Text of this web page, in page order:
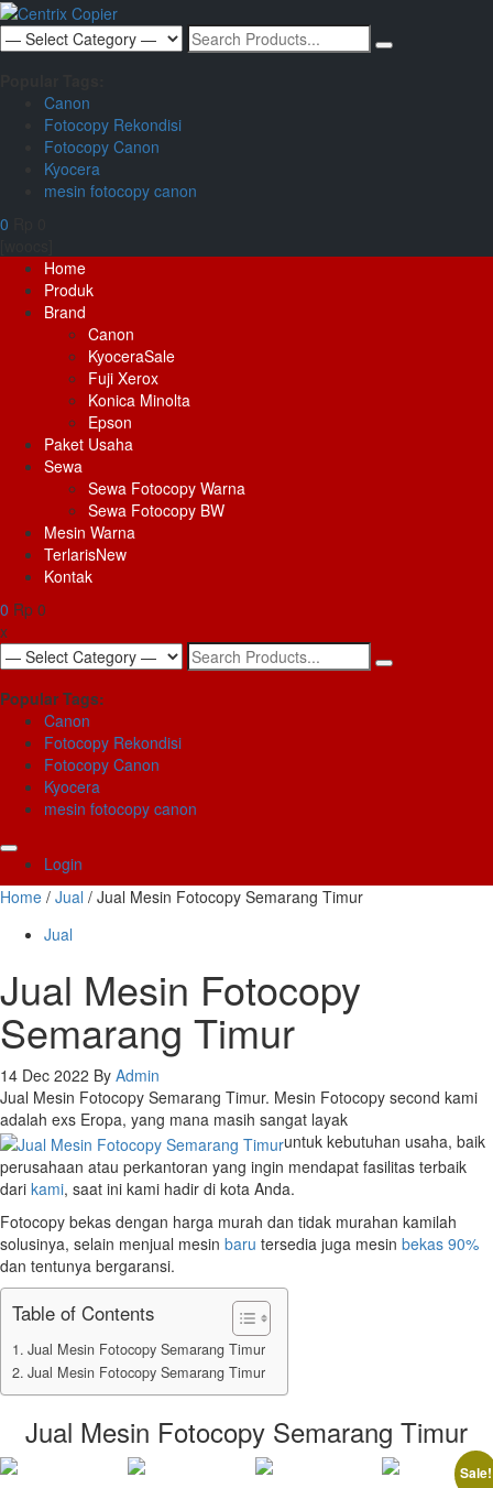
Skip
to
content
Search
for:
Canon
Fotocopy Rekondisi
Fotocopy Canon
Kyocera
mesin fotocopy canon
0
Primary
Menu
Home
Produk
Brand
Canon
KyoceraSale
Fuji Xerox
Konica Minolta
Epson
Paket Usaha
Sewa
Sewa Fotocopy Warna
Sewa Fotocopy BW
Mesin Warna
TerlarisNew
Kontak
0 Rp 0
x
Search
for:
Popular Tags:
Canon
Fotocopy Rekondisi
Fotocopy Canon
Kyocera
mesin fotocopy canon
Login
Home / Jual / Jual Mesin Fotocopy Semarang Timur
Jual
Jual Mesin Fotocopy
Semarang Timur
14 Dec 2022 By Admin
Jual Mesin Fotocopy Semarang Timur. Mesin Fotocopy second kami
adalah exs Eropa, yang mana masih sangat layak
untuk kebutuhan usaha, baik
perusahaan atau perkantoran yang ingin mendapat fasilitas terbaik
dari kami, saat ini kami hadir di kota Anda.
Fotocopy bekas dengan harga murah dan tidak murahan kamilah
solusinya, selain menjual mesin baru tersedia juga mesin bekas 90%
dan tentunya bergaransi.
Table of Contents
Jual Mesin Fotocopy Semarang Timur
Jual Mesin Fotocopy Semarang Timur
Jual Mesin Fotocopy Semarang Timur
Sale!